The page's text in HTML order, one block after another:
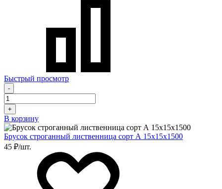
Быстрый просмотр
-
+
В корзину
Брусок строганный лиственница сорт А 15х15х1500
45 ₽/шт.